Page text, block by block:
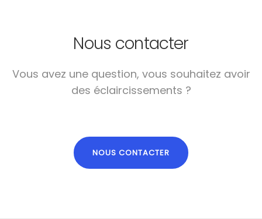
Nous contacter
Vous avez une question, vous souhaitez avoir
des éclaircissements ?
NOUS CONTACTER